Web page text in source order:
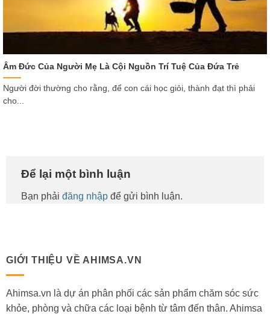
Âm Đức Của Người Mẹ Là Cội Nguồn Trí Tuệ Của Đứa Trẻ
Người đời thường cho rằng, để con cái học giỏi, thành đạt thì phải
cho...
Để lại một bình luận
Bạn phải đăng nhập để gửi bình luận.
GIỚI THIỆU VỀ AHIMSA.VN
Ahimsa.vn là dự án phân phối các sản phẩm chăm sóc sức
khỏe, phòng và chữa các loại bệnh từ tâm đến thân. Ahimsa